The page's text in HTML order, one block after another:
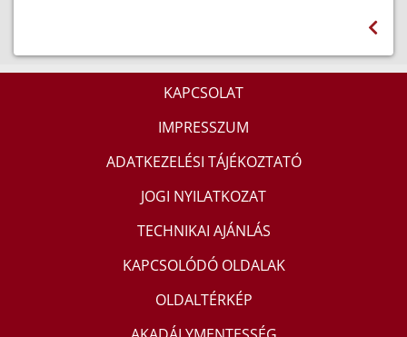
KAPCSOLAT
IMPRESSZUM
ADATKEZELÉSI TÁJÉKOZTATÓ
JOGI NYILATKOZAT
TECHNIKAI AJÁNLÁS
KAPCSOLÓDÓ OLDALAK
OLDALTÉRKÉP